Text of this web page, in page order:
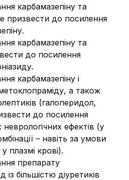
карбамазепіну та
призвести до посилення
карбамазепіну та
до посилення
карбамазепіну і
а також
(галоперидол,
до посилення
ефектів (у
– навіть за умови
плазмі крові).
препарату
більшістю діуретиків